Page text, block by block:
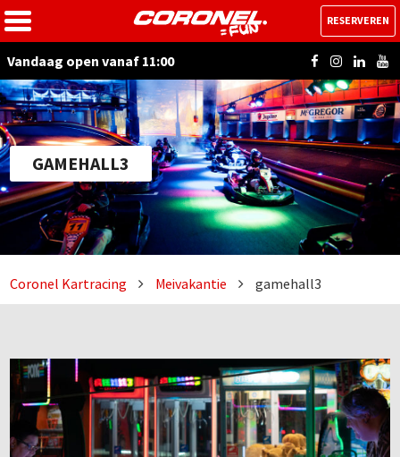
Vandaag open vanaf 11:00
RESERVEREN
GAMEHALL3
Coronel Kartracing Meivakantie gamehall3